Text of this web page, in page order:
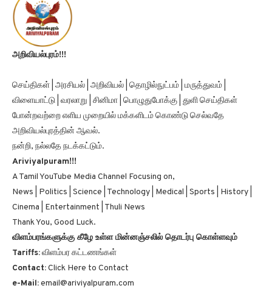
அறிவியல்புரம்!!!
செய்திகள் | அரசியல் | அறிவியல் | தொழில்நுட்பம் | மருத்துவம் |
விளையாட்டு | வரலாறு | சினிமா | பொழுதுபோக்கு | துளி செய்திகள்
போன்றவற்றை எளிய முறையில் மக்களிடம் கொண்டு செல்வதே
அறிவியல்புரத்தின் ஆவல்.
நன்றி, நல்லதே நடக்கட்டும்.
Ariviyalpuram!!!
A Tamil YouTube Media Channel Focusing on,
News | Politics | Science | Technology | Medical | Sports | History |
Cinema | Entertainment | Thuli News
Thank You, Good Luck.
விளம்பரங்களுக்கு கீழே உள்ள மின்னஞ்சலில் தொடர்பு கொள்ளவும்
Tariffs:விளம்பர கட்டணங்கள்
Contact:Click Here to Contact
e-Mail:email@ariviyalpuram.com